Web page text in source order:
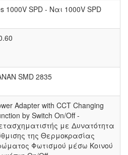
1000V SPD - Ναι 1000V SPD
SMD 2835
Adapter with CCT Changing
by Switch On/Off -
με Δυνατότητα
της Θερμοκρασίας
Φωτισμού μέσω Κοινού